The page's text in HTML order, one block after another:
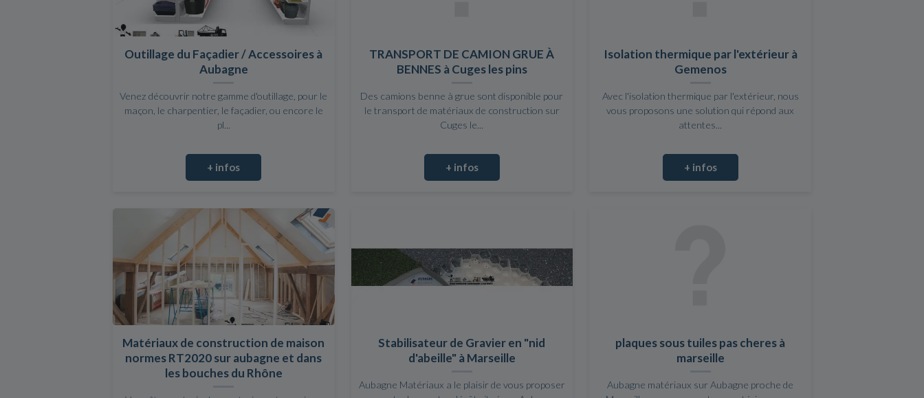
Outillage du Façadier / Accessoires à
Aubagne
Venez découvrir notre gamme d'outillage, pour le
maçon, le charpentier, le façadier, ou encore le
pl...
+ infos
TRANSPORT DE CAMION GRUE À
BENNES à Cuges les pins
Des camions benne à grue sont disponible pour
le transport de matériaux de construction sur
Cuges le...
+ infos
Isolation thermique par l'extérieur à
Gemenos
Avec l'isolation thermique par l'extérieur, nous
vous proposons une solution qui répond aux
attentes...
+ infos
Matériaux de construction de maison
normes RT2020 sur aubagne et dans
les bouches du Rhône
Stabilisateur de Gravier en "nid
d'abeille" à Marseille
Aubagne Matériaux a le plaisir de vous proposer
plaques sous tuiles pas cheres à
marseille
Aubagne matériaux sur Aubagne proche de